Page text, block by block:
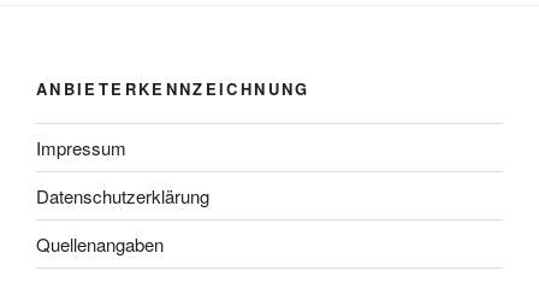
ANBIETERKENNZEICHNUNG
Impressum
Datenschutzerklärung
Quellenangaben